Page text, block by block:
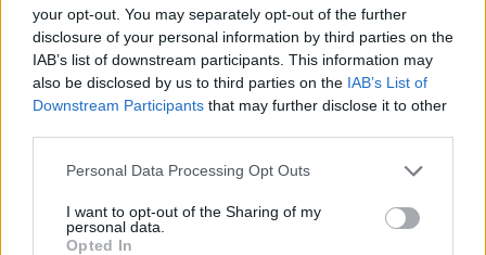
your opt-out. You may separately opt-out of the further
disclosure of your personal information by third parties on the
IAB’s list of downstream participants. This information may
also be disclosed by us to third parties on the IAB’s List of
Downstream Participants that may further disclose it to other
Personal Data Processing Opt Outs
I want to opt-out of the Sharing of my
personal data.
Opted In